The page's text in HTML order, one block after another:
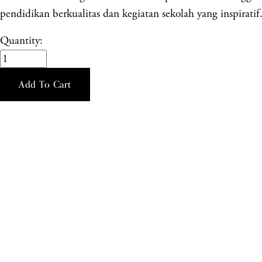
pendidikan berkualitas dan kegiatan sekolah yang inspiratif.
Quantity:
Add To Cart